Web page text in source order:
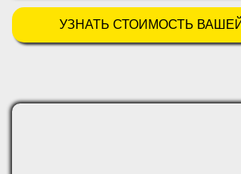
УЗНАТЬ СТОИМОСТЬ